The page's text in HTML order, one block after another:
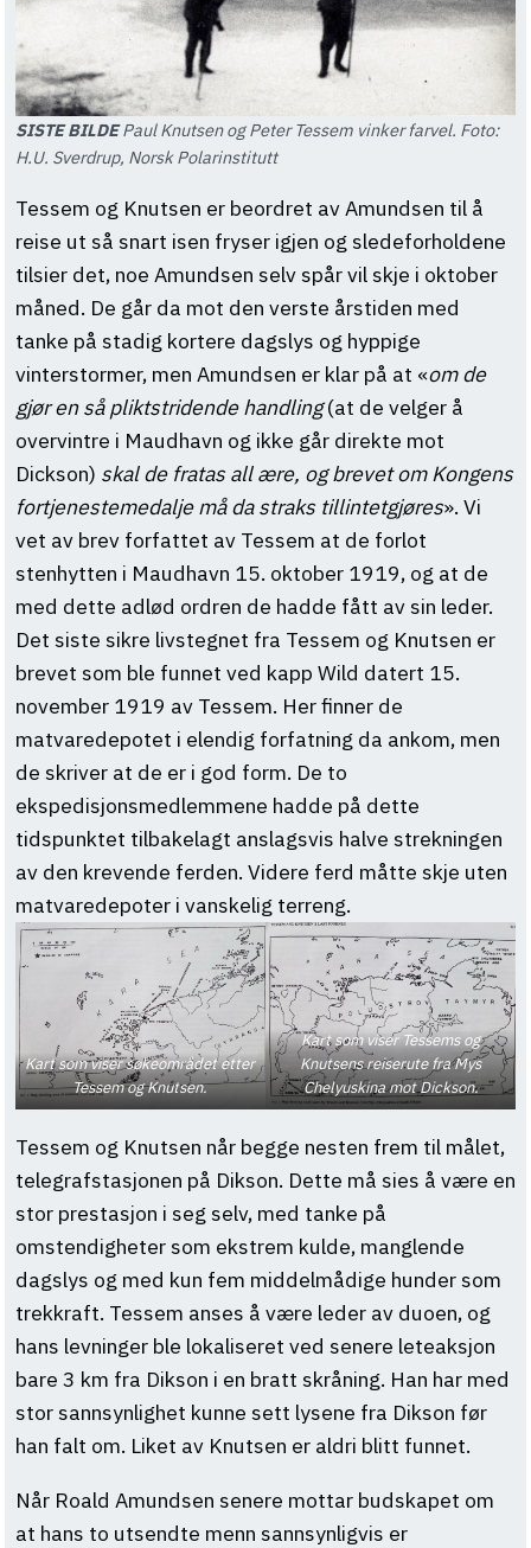
SISTE BILDEPaul Knutsen og Peter Tessem vinker farvel. Foto:
H.U. Sverdrup, Norsk Polarinstitutt
Tessem og Knutsen er beordret av Amundsen til å
reise ut så snart isen fryser igjen og sledeforholdene
tilsier det, noe Amundsen selv spår vil skje i oktober
måned. De går da mot den verste årstiden med
tanke på stadig kortere dagslys og hyppige
vinterstormer, men Amundsen er klar på at «om de
gjør en så pliktstridende handling(at de velger å
overvintre i Maudhavn og ikke går direkte mot
Dickson) skal de fratas all ære, og brevet om Kongens
fortjenestemedalje må da straks tillintetgjøres». Vi
vet av brev forfattet av Tessem at de forlot
stenhytten i Maudhavn 15. oktober 1919, og at de
med dette adlød ordren de hadde fått av sin leder.
Det siste sikre livstegnet fra Tessem og Knutsen er
brevet som ble funnet ved kapp Wild datert 15.
november 1919 av Tessem. Her finner de
matvaredepotet i elendig forfatning da ankom, men
de skriver at de er i god form. De to
ekspedisjonsmedlemmene hadde på dette
tidspunktet tilbakelagt anslagsvis halve strekningen
av den krevende ferden. Videre ferd måtte skje uten
matvaredepoter i vanskelig terreng.
Kart som viser søkeområdet etter
Tessem og Knutsen.
Kart som viser Tessems og
Knutsens reiserute fra Mys
Chelyuskina mot Dickson.
Tessem og Knutsen når begge nesten frem til målet,
telegrafstasjonen på Dikson. Dette må sies å være en
stor prestasjon i seg selv, med tanke på
omstendigheter som ekstrem kulde, manglende
dagslys og med kun fem middelmådige hunder som
trekkraft. Tessem anses å være leder av duoen, og
hans levninger ble lokaliseret ved senere leteaksjon
bare 3 km fra Dikson i en bratt skråning. Han har med
stor sannsynlighet kunne sett lysene fra Dikson før
han falt om. Liket av Knutsen er aldri blitt funnet.
Når Roald Amundsen senere mottar budskapet om
at hans to utsendte menn sannsynligvis er